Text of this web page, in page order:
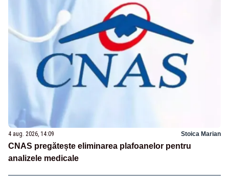
4 aug. 2026, 14:09 Stoica Marian
CNAS pregătește eliminarea plafoanelor pentru
analizele medicale